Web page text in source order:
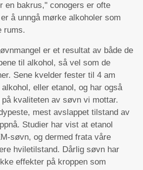
en bakrus," conogers er ofte
å unngå mørke alkoholer som
rums.
er et resultat av både de
til alkohol, så vel som de
Sene kvelder fester til 4 am
eller etanol, og har også
kvaliteten av søvn vi mottar.
mest avslappet tilstand av
Studier har vist at etanol
søvn, og dermed frata våre
hviletilstand. Dårlig søvn har
effekter på kroppen som